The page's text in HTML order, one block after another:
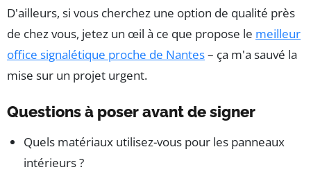
D'ailleurs, si vous cherchez une option de qualité près
de chez vous, jetez un œil à ce que propose le meilleur
office signalétique proche de Nantes– ça m'a sauvé la
mise sur un projet urgent.
Questions à poser avant de signer
Quels matériaux utilisez-vous pour les panneaux
intérieurs ?